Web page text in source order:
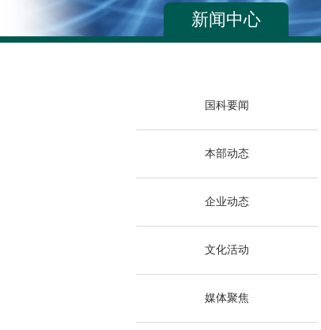
新闻中心
国科要闻
本部动态
企业动态
文化活动
媒体聚焦